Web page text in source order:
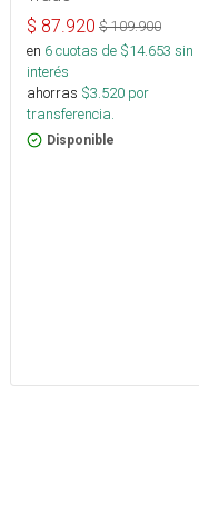
$ 87.920 $109.900
en 6cuotas de $14.653 sin
interés
ahorras $3.520 por
transferencia.
Disponible